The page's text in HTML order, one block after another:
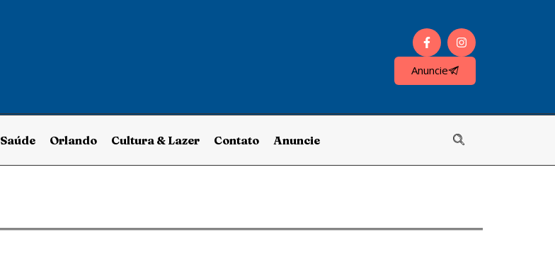
Anuncie
Saúde Orlando Cultura & Lazer Contato Anuncie